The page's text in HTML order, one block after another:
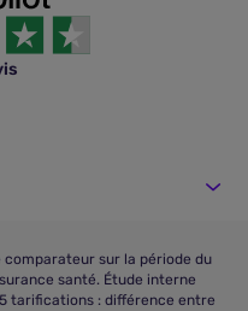
sur la période du
santé. Étude interne
tarifications : différence entre